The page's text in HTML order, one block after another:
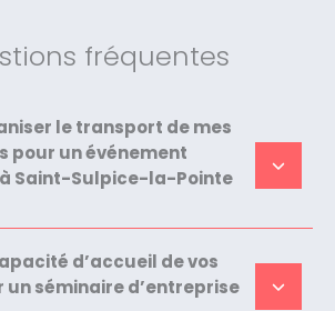
fréquentes
le transport de mes
pour un événement
Saint-Sulpice-la-Pointe
d’accueil de vos
séminaire d’entreprise